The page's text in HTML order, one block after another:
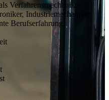
Verfahrensmechaniker,
Industriemechaniker
Berufserfahrung